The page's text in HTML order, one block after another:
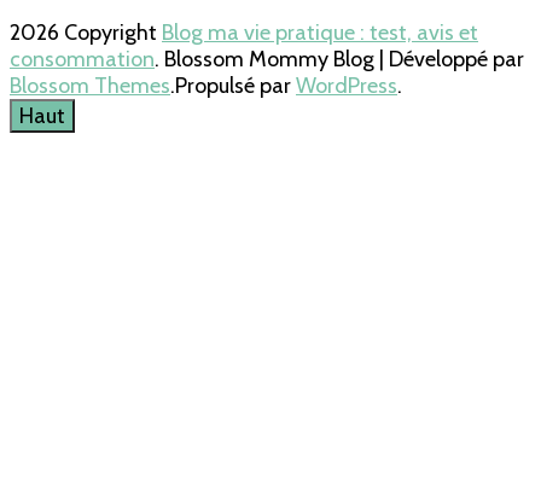
2026 Copyright Blog ma vie pratique : test, avis et
consommation. Blossom Mommy Blog | Développé par
Blossom Themes.Propulsé parWordPress.
Haut